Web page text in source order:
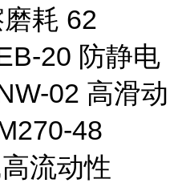
耗 62
20 防静电
02 高滑动
48
流动性